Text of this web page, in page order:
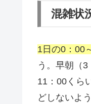
混雑状
1日の0：00
う。早朝（
11：00くら
どしないよ